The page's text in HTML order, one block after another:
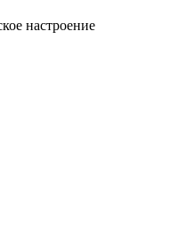
настроение